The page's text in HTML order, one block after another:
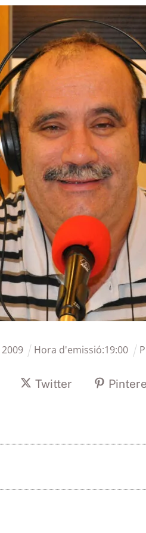
2009 Hora d'emissió:19:00
Twitter